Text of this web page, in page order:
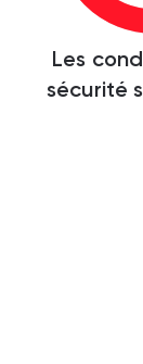
Les
sécurité